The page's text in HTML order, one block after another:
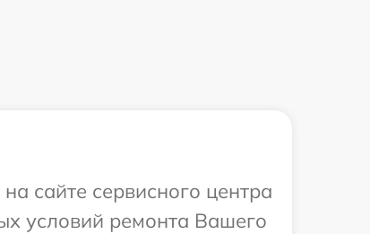
сайте сервисного центра
условий ремонта Вашего